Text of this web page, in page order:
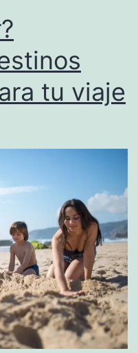
tu viaje